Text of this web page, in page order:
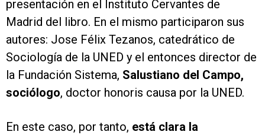
presentación en el Instituto Cervantes de
Madrid del libro. En el mismo participaron sus
autores: Jose Félix Tezanos, catedrático de
Sociología de la UNED y el entonces director de
la Fundación Sistema, Salustiano del Campo,
sociólogo, doctor honoris causa por la UNED.
En este caso, por tanto, está clara la